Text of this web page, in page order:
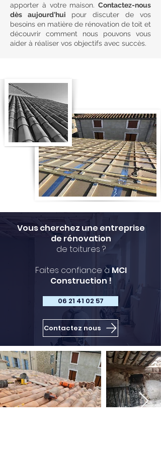
apporter à votre maison. Contactez-nous
dès aujourd'hui pour discuter de vos
besoins en matière de rénovation de toit et
découvrir comment nous pouvons vous
aider à réaliser vos objectifs avec succès.
Vous cherchez une entreprise
de rénovation
de toitures ?
Faites confiance à MCI
Construction !
06 21 41 02 57
Contactez nous